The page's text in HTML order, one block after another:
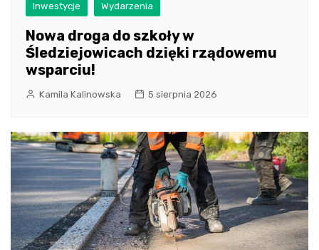
Inwestycje Wydarzenia
Nowa droga do szkoły w
Śledziejowicach dzięki rządowemu
wsparciu!
Kamila Kalinowska 5 sierpnia 2026